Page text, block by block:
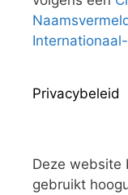
Privacybeleid
Deze website
gebruikt